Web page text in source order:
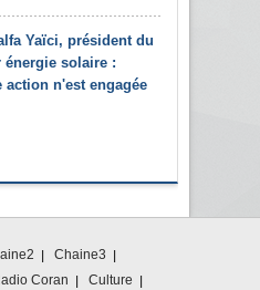
Yaïci, président du
énergie solaire :
action n'est engagée
Chaine3
Coran Culture